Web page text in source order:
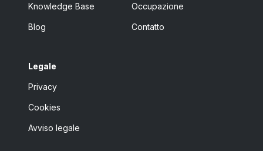
Knowledge Base
Blog
Occupazione
Contatto
Legale
Privacy
Cookies
Avviso legale